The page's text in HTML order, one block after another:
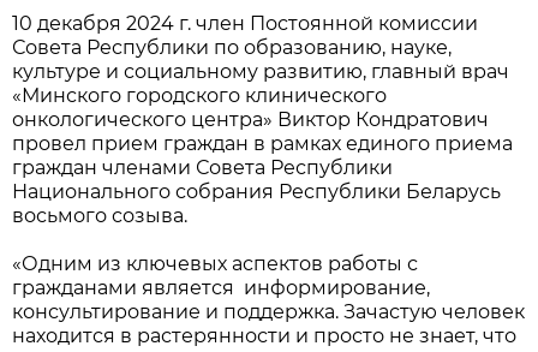
10 декабря 2024 г. член Постоянной комиссии
Совета Республики по образованию, науке,
культуре и социальному развитию, главный врач
«Минского городского клинического
онкологического центра» Виктор Кондратович
провел прием граждан в рамках единого приема
граждан членами Совета Республики
Национального собрания Республики Беларусь
восьмого созыва.
«Одним из ключевых аспектов работы с
гражданами является информирование,
консультирование и поддержка. Зачастую человек
находится в растерянности и просто не знает, что